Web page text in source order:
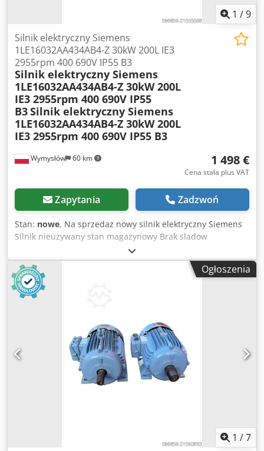
1 /9
Wymysłów 60 km
Silnik elektryczny Siemens
1LE16032AA434AB4-Z 30kW 200L IE3
2955rpm 400 690V IP55 B3
Silnik elektryczny Siemens
1LE16032AA434AB4-Z 30kW 200L
IE3 2955rpm 400 690V IP55
B3Silnik elektryczny Siemens
1LE16032AA434AB4-Z 30kW 200L
IE3 2955rpm 400 690V IP55 B3
1 498 €
Cena stała plus VAT
Zapytania Zadzwoń
Stan: nowe, Na sprzedaz nowy silnik elektryczny Siemens
Silnik nieuzywany stan magazynowy Brak sladow
eksploatacji w pelni sprawny gotowy do pracy Dane
techniczne Producent Siemens Model 1LE16032AA434AB4
Z Moc 30 kW Predkosc obrotowa ok 2955 obr min
Crodpfeyv Inusx Ab Hef Napicie 400 690 V Czestotliwosc 50
Hz Stopien ochrony IP55 Klasa energetyczna IE3 Wielkosc
przemyslowa Idealny do maszyn przemyslowych pomp
wentylatorow oraz napedow
Ogłoszenia
1 /7